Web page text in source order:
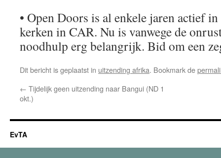
• Open Doors is al enkele jaren actief
kerken in CAR. Nu is vanwege de
noodhulp erg belangrijk. Bid om een
Dit bericht is geplaatst in uitzending afrika. Bookmark de
← Tijdelijk geen uitzending naar Bangui (ND 1
okt.)
EvTA